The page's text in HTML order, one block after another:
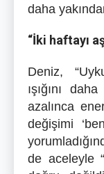
daha
“İki haftayı
Deniz,
ışığını
azalınca
değişimi
de aceleyle